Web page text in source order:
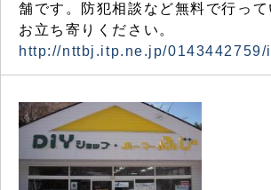
舗です。防犯相談など無料で行っ
お立ち寄りください。
http://nttbj.itp.ne.jp/0143442759/